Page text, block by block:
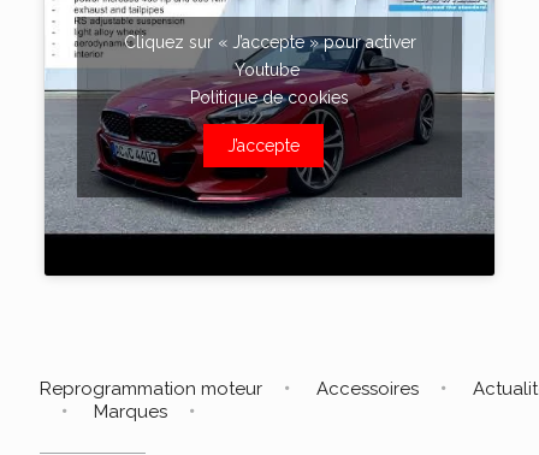
Cliquez sur « J’accepte » pour activer
Youtube
Politique de cookies
J’accepte
Reprogrammation moteur Accessoires
Marques